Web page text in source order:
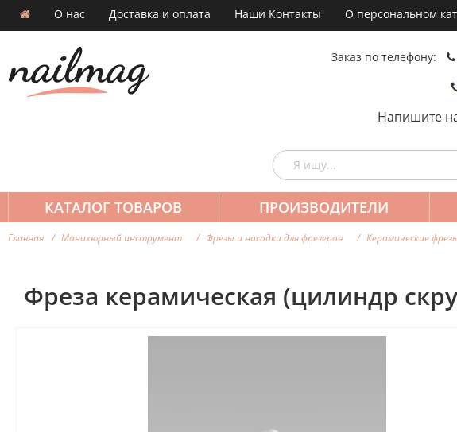
О нас Доставка и оплата Наши Контакты О персональном
Заказ по телефону:
Напишите
КАТАЛОГ ТОВАРОВ ПРОИЗВОДИТЕЛИ
Главная Маникюрный инструмент Фрезы и насадки для фрезеров Керамические
Фреза керамическая (цилиндр